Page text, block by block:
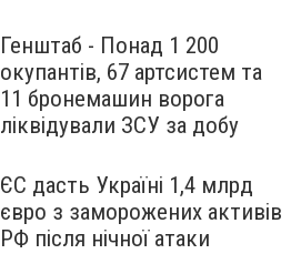
Генштаб - Понад 1 200
окупантів, 67 артсистем та
11 бронемашин ворога
ліквідували ЗСУ за добу
ЄС дасть Україні 1,4 млрд
євро з заморожених активів
РФ після нічної атаки